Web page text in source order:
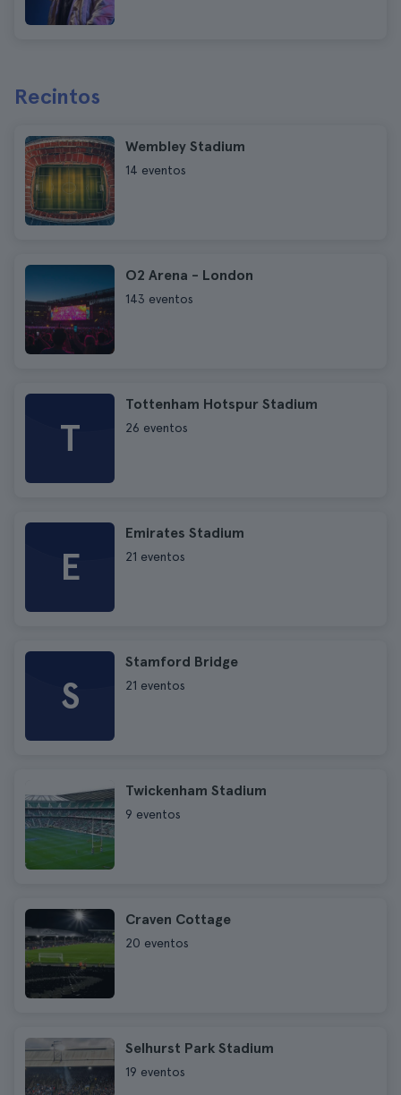
Recintos
Wembley Stadium
14 eventos
O2 Arena - London
143 eventos
T
Tottenham Hotspur Stadium
26 eventos
E
Emirates Stadium
21 eventos
S
Stamford Bridge
21 eventos
Twickenham Stadium
9 eventos
Craven Cottage
20 eventos
Selhurst Park Stadium
19 eventos